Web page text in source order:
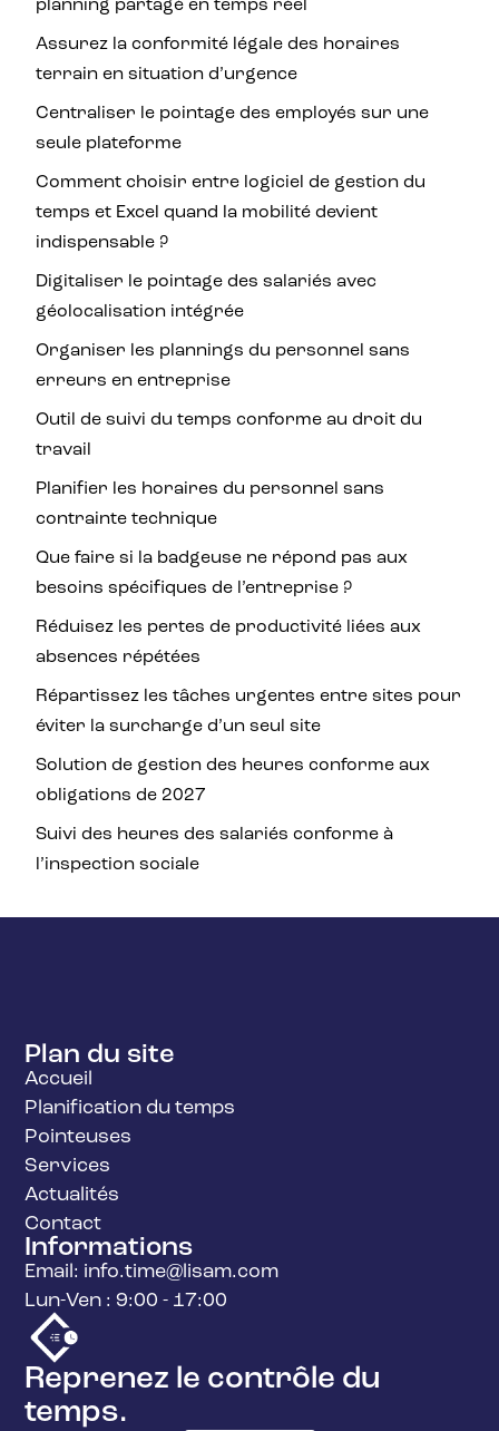
planning partagé en temps réel
Assurez la conformité légale des horaires
terrain en situation d’urgence
Centraliser le pointage des employés sur une
seule plateforme
Comment choisir entre logiciel de gestion du
temps et Excel quand la mobilité devient
indispensable ?
Digitaliser le pointage des salariés avec
géolocalisation intégrée
Organiser les plannings du personnel sans
erreurs en entreprise
Outil de suivi du temps conforme au droit du
travail
Planifier les horaires du personnel sans
contrainte technique
Que faire si la badgeuse ne répond pas aux
besoins spécifiques de l’entreprise ?
Réduisez les pertes de productivité liées aux
absences répétées
Répartissez les tâches urgentes entre sites pour
éviter la surcharge d’un seul site
Solution de gestion des heures conforme aux
obligations de 2027
Suivi des heures des salariés conforme à
l’inspection sociale
Reprenez le contrôle du
temps.
Plan du site
Accueil
Planification du temps
Pointeuses
Services
Actualités
Contact
Informations
Email: info.time@lisam.com
Lun-Ven : 9:00 - 17:00